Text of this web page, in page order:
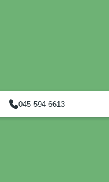
045-594-6613